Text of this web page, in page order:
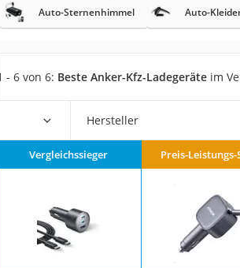
Gaming-Headset
Ladekabel Typ 2 Schuko
Lichtwecker
Acer Aspire
Service
Auto-Sternenhimmel Auto-
- 6 von 6: Beste Anker-Kfz-Ladegeräte im
Hersteller
Vergleichssieger Preis-Leistungs-